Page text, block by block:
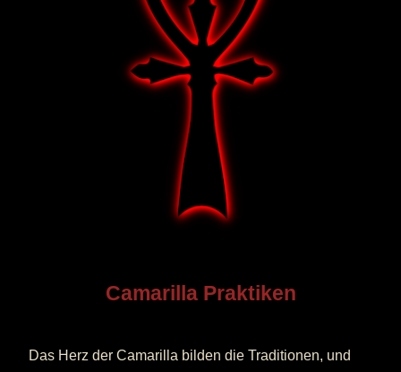
Camarilla Praktiken
Das Herz der Camarilla bilden die Traditionen, und